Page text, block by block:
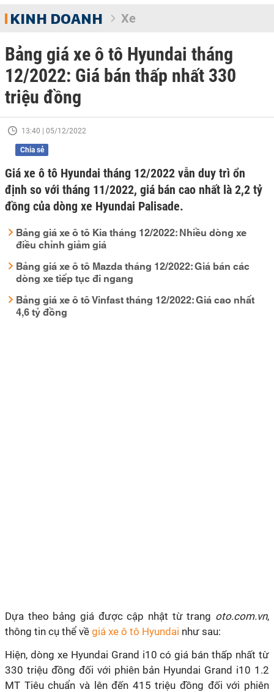
KINH DOANH Xe
Bảng giá xe ô tô Hyundai tháng
12/2022: Giá bán thấp nhất 330
triệu đồng
13:40 | 05/12/2022
Chia sẻ
Giá xe ô tô Hyundai tháng 12/2022 vẫn duy trì ổn
định so với tháng 11/2022, giá bán cao nhất là 2,2 tỷ
đồng của dòng xe Hyundai Palisade.
Bảng giá xe ô tô Kia tháng 12/2022: Nhiều dòng xe
điều chỉnh giảm giá
Bảng giá xe ô tô Mazda tháng 12/2022: Giá bán các
dòng xe tiếp tục đi ngang
Bảng giá xe ô tô Vinfast tháng 12/2022: Giá cao nhất
4,6 tỷ đồng
Dựa theo bảng giá được cập nhật từ trang oto.com.vn,
thông tin cụ thể về giá xe ô tô Hyundai như sau:
Hiện, dòng xe Hyundai Grand i10 có giá bán thấp nhất từ
330 triệu đồng đối với phiên bản Hyundai Grand i10 1.2
MT Tiêu chuẩn và lên đến 415 triệu đồng đối với phiên